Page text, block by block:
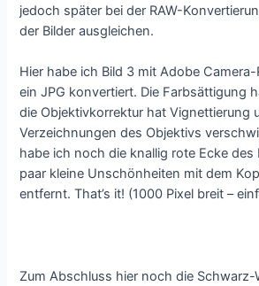
jedoch später bei der RAW-
der Bilder ausgleichen.
Hier habe ich Bild 3 mit Adobe
ein JPG konvertiert. Die Farbsättigung
die Objektivkorrektur hat Vignettierung
Verzeichnungen des Objektivs
habe ich noch die knallig rote Ecke des
paar kleine Unschönheiten mit dem
entfernt. That’s it! (1000 Pixel breit –
Zum Abschluss hier noch die Schwarz-